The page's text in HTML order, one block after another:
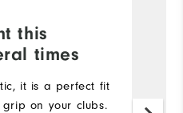
this
times
it is a perfect fit
on your clubs.